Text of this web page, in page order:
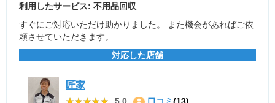
利用したサービス: 不用品回収
すぐにご対応いただけ助かりました。 また機会があればご依
頼させていただきます。
対応した店舗
匠家